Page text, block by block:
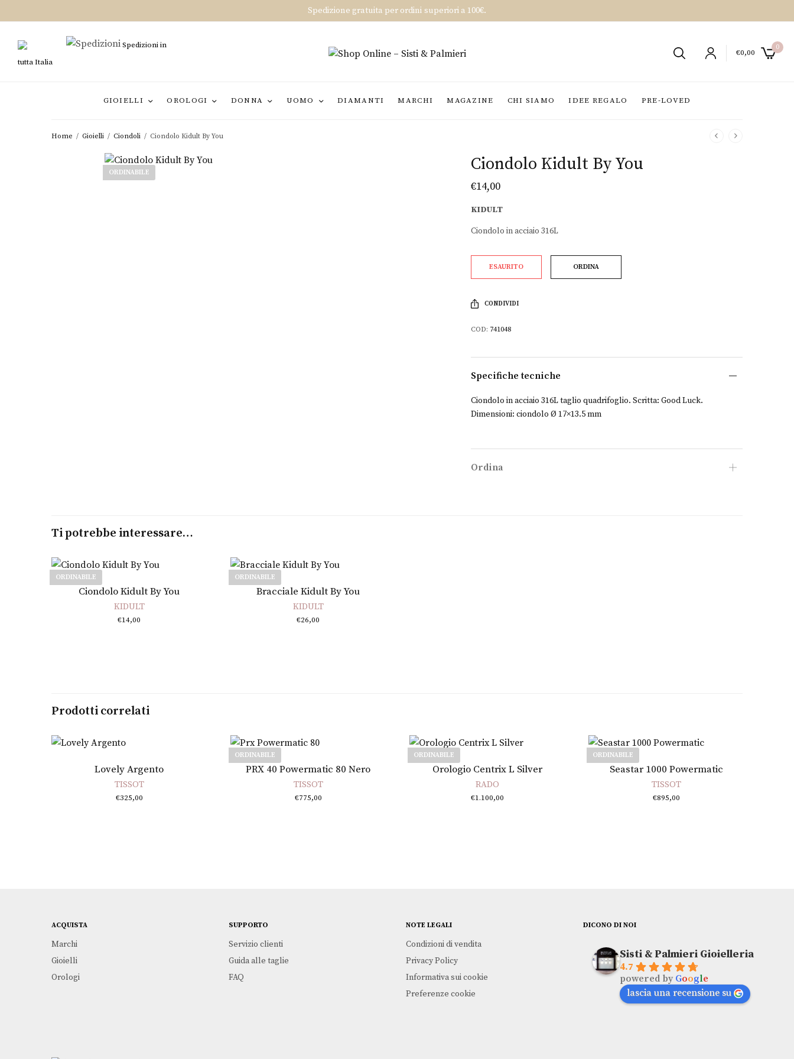
Spedizione gratuita per ordini superiori a 100€.
Spedizioni in
tutta Italia
€0,00
0
GIOIELLI OROLOGI DONNA UOMO DIAMANTI MARCHI MAGAZINE CHI SIAMO IDEE REGALO PRE-LOVED
Home / Gioielli / Ciondoli / Ciondolo Kidult By You
ORDINABILE Ciondolo Kidult By You
€14,00
KIDULT
Ciondolo in acciaio 316L
ESAURITO ORDINA
CONDIVIDI
COD: 741048
Specifiche tecniche
Ciondolo in acciaio 316L taglio quadrifoglio. Scritta: Good Luck.
Dimensioni: ciondolo Ø 17×13.5 mm
Ordina
Ti potrebbe interessare…
ORDINABILE
Leggi tutto
Ciondolo Kidult By You
KIDULT
€14,00
ORDINABILE
Leggi tutto
Bracciale Kidult By You
KIDULT
€26,00
Prodotti correlati
Aggiungi al carrello
Lovely Argento
TISSOT
€325,00
ORDINABILE
Leggi tutto
PRX 40 Powermatic 80 Nero
TISSOT
€775,00
ORDINABILE
Leggi tutto
Orologio Centrix L Silver
RADO
€1.100,00
ORDINABILE
Seastar 1000 Powermatic
TISSOT
€895,00
ACQUISTA
Marchi
Gioielli
Orologi
SUPPORTO
Servizio clienti
Guida alle taglie
FAQ
NOTE LEGALI
Condizioni di vendita
Privacy Policy
Informativa sui cookie
Preferenze cookie
DICONO DI NOI
Sisti & Palmieri Gioielleria
4.7
powered by Google
lascia una recensione su